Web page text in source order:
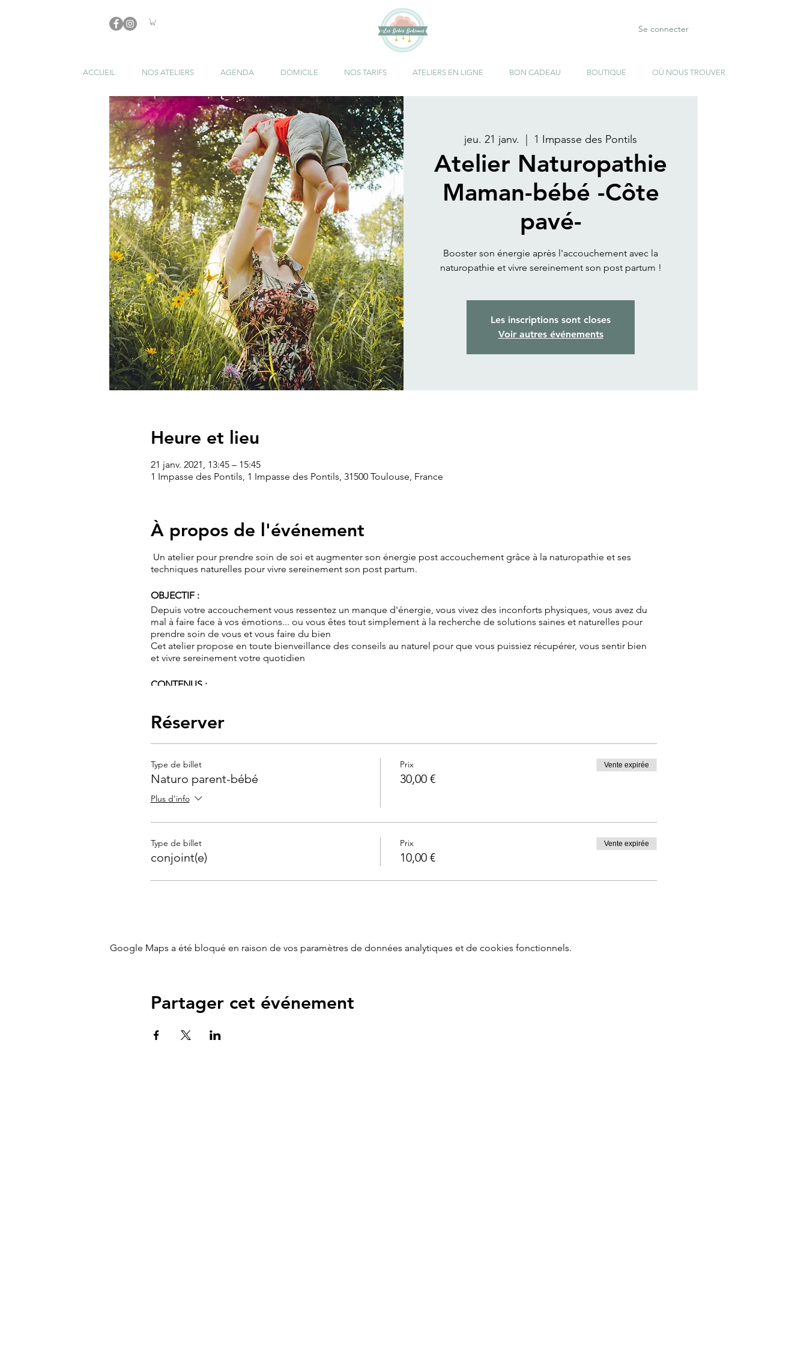
Se connecter
ACCUEIL NOS ATELIERS AGENDA DOMICILE NOS TARIFS ATELIERS EN LIGNE BON CADEAU BOUTIQUE OÙ NOUS TROUVER
jeu. 21 janv.
  |
1 Impasse des Pontils
Atelier Naturopathie
Maman-bébé -Côte
pavé-
Booster son énergie après l'accouchement avec la
naturopathie et vivre sereinement son post partum !
Les inscriptions sont closes
Voir autres événements
Heure et lieu
21 janv. 2021, 13:45 – 15:45
1 Impasse des Pontils, 1 Impasse des Pontils, 31500 Toulouse, France
À propos de l'événement
Un atelier pour prendre soin de soi et augmenter son énergie post accouchement grâce à la naturopathie et ses
techniques naturelles pour vivre sereinement son post partum.
OBJECTIF :
Depuis votre accouchement vous ressentez un manque d'énergie, vous vivez des inconforts physiques, vous avez du
mal à faire face à vos émotions... ou vous êtes tout simplement à la recherche de solutions saines et naturelles pour
prendre soin de vous et vous faire du bien
Cet atelier propose en toute bienveillance des conseils au naturel pour que vous puissiez récupérer, vous sentir bien
et vivre sereinement votre quotidien
CONTENUS :
- L'importance d'une alimentation saine et vitale : généralités (plus en détail dans l'atelier « L'alimentation saine et
équilibrée de la jeune maman et du bébé »)
- L'activité douce et la reconnexion à mon corps de femme
- Les principales plantes bénéfiques à mon bien-être
- Gérer au mieux mes émotions grâce aux élixirs floraux Fleurs de Bach : généralités
(plus en détails dans l' atelier "Gestion émotionnelle post accouchement et accompagnement grâce aux
Élixirs Floraux Fleurs de Bach")
Durée: 1h30 à 2h
Réserver
Type de billet
Naturo parent-bébé
Plus d'info
Prix
30,00 €
Vente expirée
Type de billet
conjoint(e)
Prix
10,00 €
Vente expirée
Google Maps a été bloqué en raison de vos paramètres de données analytiques et de cookies fonctionnels.
Partager cet événement